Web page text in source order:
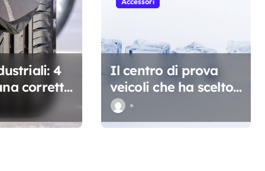
4
corretta
Il centro di prova
veicoli che ha scelto i
Raffrescatori
Breezair